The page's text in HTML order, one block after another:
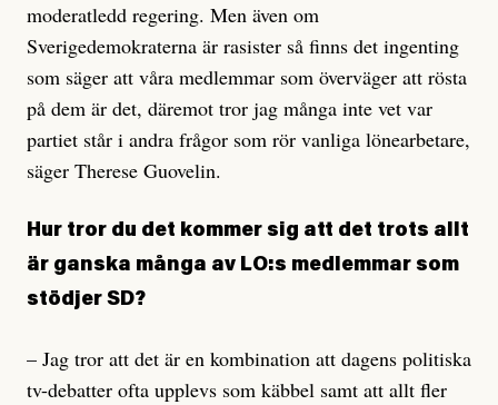
moderatledd regering. Men även om
Sverigedemokraterna är rasister så finns det ingenting
som säger att våra medlemmar som överväger att rösta
på dem är det, däremot tror jag många inte vet var
partiet står i andra frågor som rör vanliga lönearbetare,
säger Therese Guovelin.
Hur tror du det kommer sig att det trots allt
är ganska många av LO:s medlemmar som
stödjer SD?
– Jag tror att det är en kombination att dagens politiska
tv-debatter ofta upplevs som käbbel samt att allt fler